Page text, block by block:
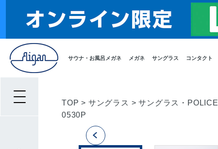
サウナ・お風呂メガネ メガネ サングラス コンタクト
TOP > サングラス >サングラス・POLICE
0530P